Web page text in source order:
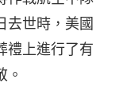
去世時，美國
禮上進行了有